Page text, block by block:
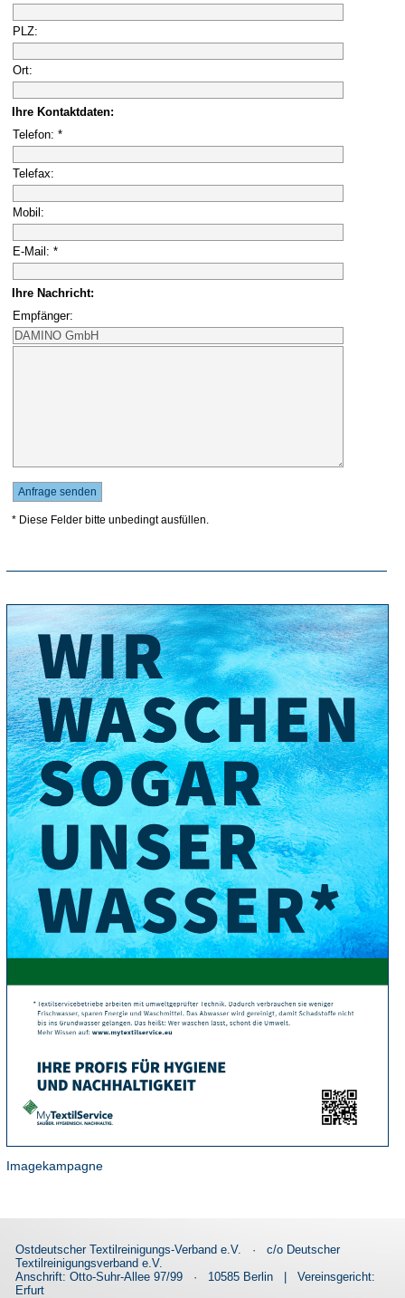
PLZ:
Ort:
Ihre Kontaktdaten:
Telefon: *
Telefax:
Mobil:
E-Mail: *
Ihre Nachricht:
Empfänger:
* Diese Felder bitte unbedingt ausfüllen.
Imagekampagne
Ostdeutscher Textilreinigungs-Verband e.V. ·
c/o Deutscher
Textilreinigungsverband e.V.
Anschrift: Otto-Suhr-Allee 97/99
· 10585 Berlin |
Vereinsgericht:
Erfurt